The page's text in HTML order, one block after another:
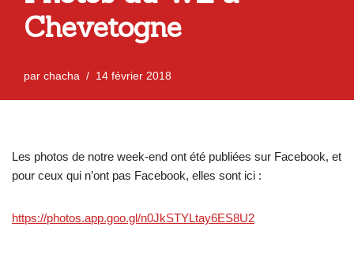
Chevetogne
par chacha 14 février 2018
Les photos de notre week-end ont été publiées sur Facebook, et
pour ceux qui n’ont pas Facebook, elles sont ici :
https://photos.app.goo.gl/n0JkSTYLtay6ES8U2